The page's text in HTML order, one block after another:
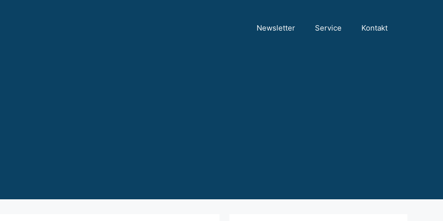
Newsletter Service Kontakt